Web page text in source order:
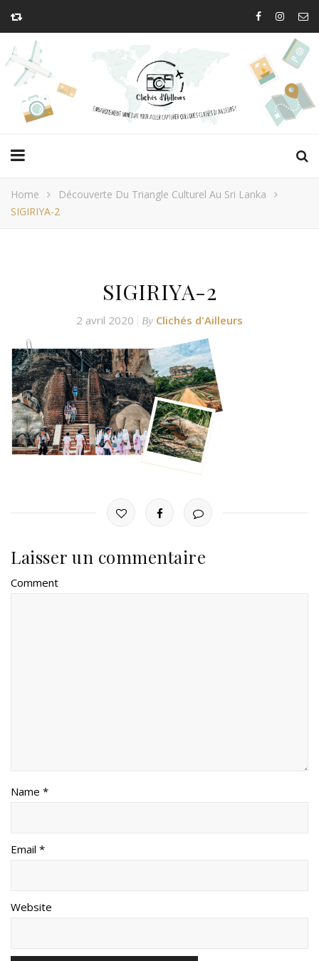
Home
Découverte Du Triangle Culturel Au Sri Lanka
SIGIRIYA-2
SIGIRIYA-2
2 avril 2020 By Clichés d'Ailleurs
Laisser un commentaire
Comment
Name *
Email *
Website